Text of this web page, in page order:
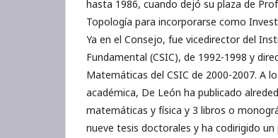
hasta 1986, cuando dejó su plaza de
Topología para incorporarse como
Ya en el Consejo, fue vicedirector del
Fundamental (CSIC), de 1992-1998 y
Matemáticas del CSIC de 2000-2007. A
académica, De León ha publicado
matemáticas y física y 3 libros o
nueve tesis doctorales y ha codirigido un